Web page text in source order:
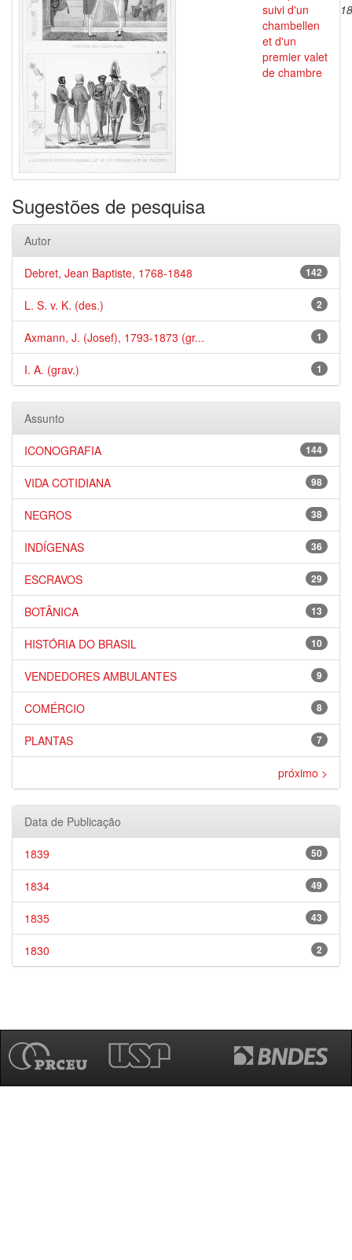
suivi d'un
chambellen
et d'un
premier valet
de chambre
Sugestões de pesquisa
Autor
142
Debret, Jean Baptiste, 1768-1848
2
L. S. v. K. (des.)
1
Axmann, J. (Josef), 1793-1873 (gr...
1
I. A. (grav.)
Assunto
144
ICONOGRAFIA
98
VIDA COTIDIANA
38
NEGROS
36
INDÍGENAS
29
ESCRAVOS
13
BOTÂNICA
10
HISTÓRIA DO BRASIL
9
VENDEDORES AMBULANTES
8
COMÉRCIO
7
PLANTAS
próximo >
Data de Publicação
50
1839
49
1834
43
1835
2
1830